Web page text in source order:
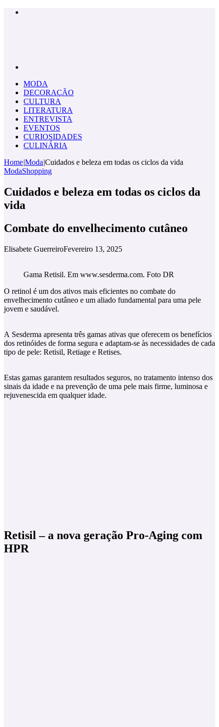
MODA
DECORAÇÃO
CULTURA
LITERATURA
ENTREVISTA
EVENTOS
CURIOSIDADES
CULINÁRIA
Home|Moda|Cuidados e beleza em todas os ciclos da vida
ModaShopping
Cuidados e beleza em todas os ciclos da
vida
Combate do envelhecimento cutâneo
Elisabete GuerreiroFevereiro 13, 2025
Gama Retisil. Em www.sesderma.com. Foto DR
O retinol é um dos ativos mais eficientes no combate do
envelhecimento cutâneo e um aliado fundamental para uma pele
jovem e saudável.
A Sesderma apresenta três gamas ativas que oferecem os benefícios
dos retinóides de forma segura e adaptam-se às necessidades de cada
tipo de pele: Retisil, Retiage e Retises.
Estas gamas garantem resultados seguros, no tratamento intenso dos
sinais da idade e na prevenção de uma pele mais firme, luminosa e
rejuvenescida em qualquer idade.
Retisil – a nova geração Pro-Aging com
HPR